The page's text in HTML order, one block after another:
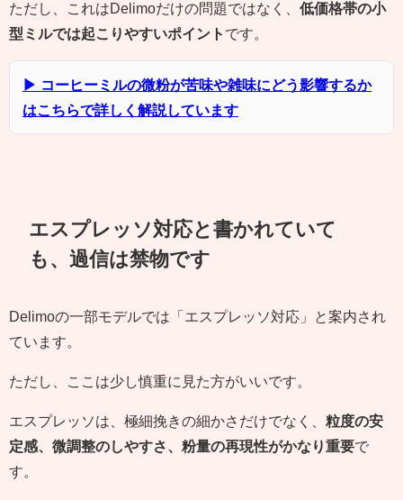
ただし、これはDelimoだけの問題ではなく、 低価格帯の小
型ミルでは起こりやすいポイント です。
▶ コーヒーミルの微粉が苦味や雑味にどう影響するか
はこちらで詳しく解説しています
エスプレッソ対応と書かれていて
も、過信は禁物です
Delimoの一部モデルでは「エスプレッソ対応」と案内され
ています。
ただし、ここは少し慎重に見た方がいいです。
エスプレッソは、極細挽きの細かさだけでなく、 粒度の安
定感、微調整のしやすさ、粉量の再現性がかなり重要で
す。